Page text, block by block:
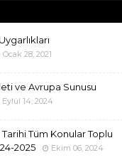
Ocak 28, 2021
ve Avrupa Sunusu
Eylül 14, 2024
Tarihi Tüm Konular Toplu
2025
Ekim 06, 2024